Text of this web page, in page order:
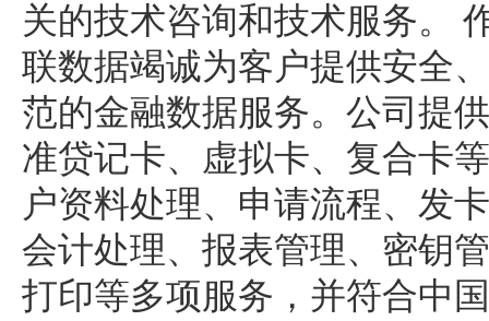
关的技术咨询和技术服务。
联数据竭诚为客户提供安全
范的金融数据服务。公司提
准贷记卡、虚拟卡、复合卡
户资料处理、申请流程、发
会计处理、报表管理、密钥
打印等多项服务，并符合中